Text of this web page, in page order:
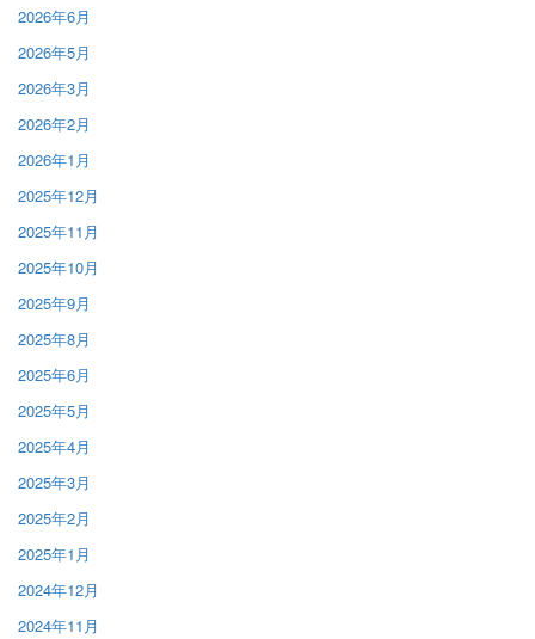
2026年6月
2026年5月
2026年3月
2026年2月
2026年1月
2025年12月
2025年11月
2025年10月
2025年9月
2025年8月
2025年6月
2025年5月
2025年4月
2025年3月
2025年2月
2025年1月
2024年12月
2024年11月